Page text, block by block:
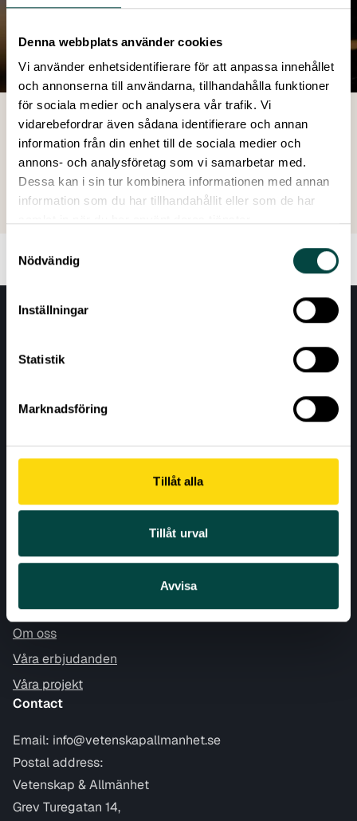
Denna webbplats använder cookies
Vi använder enhetsidentifierare för att anpassa innehållet
och annonserna till användarna, tillhandahålla funktioner
för sociala medier och analysera vår trafik. Vi
vidarebefordrar även sådana identifierare och annan
information från din enhet till de sociala medier och
annons- och analysföretag som vi samarbetar med.
Dessa kan i sin tur kombinera informationen med annan
information som du har tillhandahållit eller som de har
Nödvändig
Inställningar
Statistik
Marknadsföring
Tillåt alla
Tillåt urval
Avvisa
Created: 08 September 2016
Last edited: 04 June 2026
NEWSLETTER
Om oss
Våra erbjudanden
Våra projekt
Contact
Email: info@vetenskapallmanhet.se
Postal address:
Vetenskap & Allmänhet
Grev Turegatan 14,